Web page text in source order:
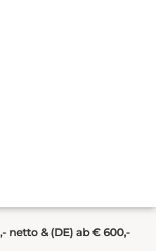
netto & (DE) ab € 600,-